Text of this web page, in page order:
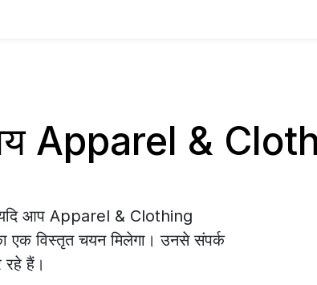
Apparel &
यदि आप Apparel & Clothing
एक विस्तृत चयन मिलेगा। उनसे संपर्क
हैं।